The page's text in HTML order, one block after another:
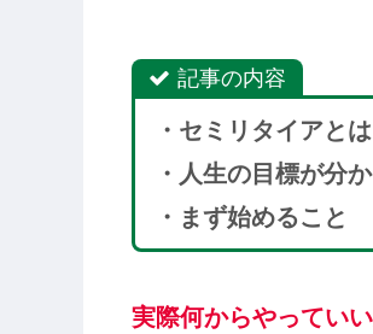
記事の内容
・セミリタイアとは
・人生の目標が分
・まず始めること
実際何からやってい